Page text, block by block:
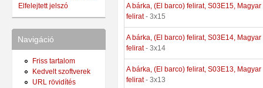
Elfelejtett jelszó
Navigáció
Friss tartalom
Kedvelt szoftverek
URL rövidítés
A bárka, (El barco) felirat, S03E15, Magyar
felirat- 3x15
A bárka, (El barco) felirat, S03E14, Magyar
felirat- 3x14
A bárka, (El barco) felirat, S03E13, Magyar
felirat- 3x13